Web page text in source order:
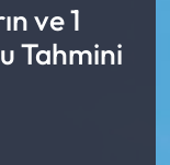
ve 1
Tahmini